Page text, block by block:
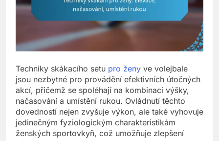
Techniky skákacího setu pro ženy ve volejbale
jsou nezbytné pro provádění efektivních útočných
akcí, přičemž se spoléhají na kombinaci výšky,
načasování a umístění rukou. Ovládnutí těchto
dovedností nejen zvyšuje výkon, ale také vyhovuje
jedinečným fyziologickým charakteristikám
ženských sportovkyň, což umožňuje zlepšení